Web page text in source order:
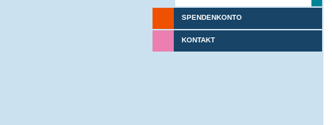
SPENDENKONTO
KONTAKT